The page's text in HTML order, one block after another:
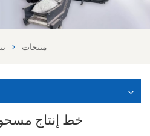
منتجات
خط إنتاج